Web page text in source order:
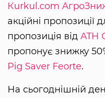
Кurkul.com
акційні пропозиції
пропозиція від ATH
пропонує знижку
Pig Saver Feorte.
На сьогоднішній